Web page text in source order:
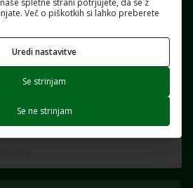
Več o piškotkih si lahko preberete
Uredi nastavitve
Se strinjam
Se ne strinjam